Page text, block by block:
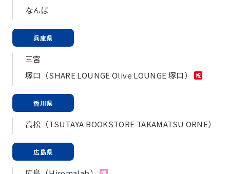
なんば
兵庫県
三宮
塚口（SHARE LOUNGE Olive LOUNGE 塚口）
祝
香川県
高松（TSUTAYA BOOKSTORE TAKAMATSU ORNE）
広島県